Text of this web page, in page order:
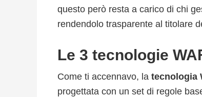
questo però resta a carico di chi
rendendolo trasparente al titolare
Le 3 tecnologie
Come ti accennavo, la tecnologia
progettata con un set di regole